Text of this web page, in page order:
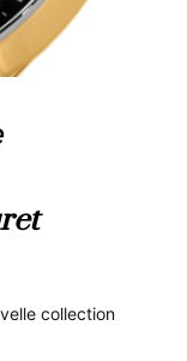
collection